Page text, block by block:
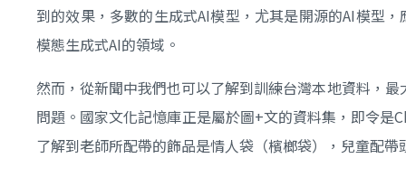
到的效果，多數的生成式AI模型，尤其是開源的AI模型
模態生成式AI的領域。
然而，從新聞中我們也可以了解到訓練台灣本地資料，
問題。國家文化記憶庫正是屬於圖+文的資料集，即令
了解到老師所配帶的飾品是情人袋（檳榔袋），兒童配